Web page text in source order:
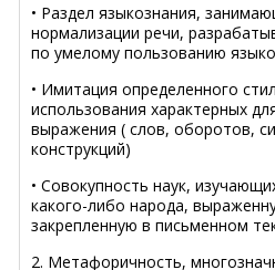
• Раздел языкознания,
нормализации речи,
по умелому пользованию
• Имитация определенного
использования характерных
выражения ( слов, оборотов,
конструкций)
• Совокупность наук,
какого-либо народа,
закрепленную в письменном
2. Метафоричность,